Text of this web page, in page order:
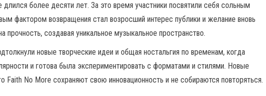
более десяти лет. За это время участники посвятили себя сольным
фактором возвращения стал возросший интерес публики и желание вновь
прочность, создавая уникальное музыкальное пространство.
новые творческие идеи и общая ностальгия по временам, когда
и готова была экспериментировать с форматами и стилями. Новые
Faith No More сохраняют свою инновационность и не собираются повторяться.